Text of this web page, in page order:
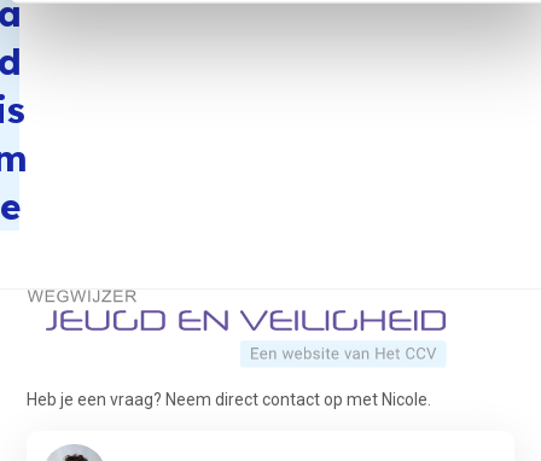
e
Terug naar de startpagina
Heb je een vraag? Neem direct contact op met Nicole.